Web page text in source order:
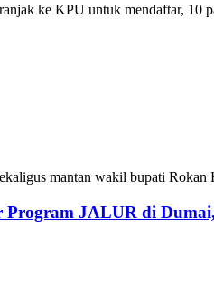
ke KPU untuk mendaftar,
mantan wakil bupati
JALUR di